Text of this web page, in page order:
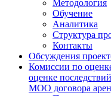
Методология
Обучение
Аналитика
Структура
Контакты
Обсуждения
Комиссии по
оценке
МОО договора